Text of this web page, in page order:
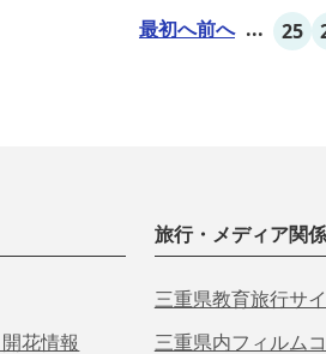
最初へ前へ ... 25
花情報
旅行・メディア関
三重県教育旅行サ
三重県内フィルム